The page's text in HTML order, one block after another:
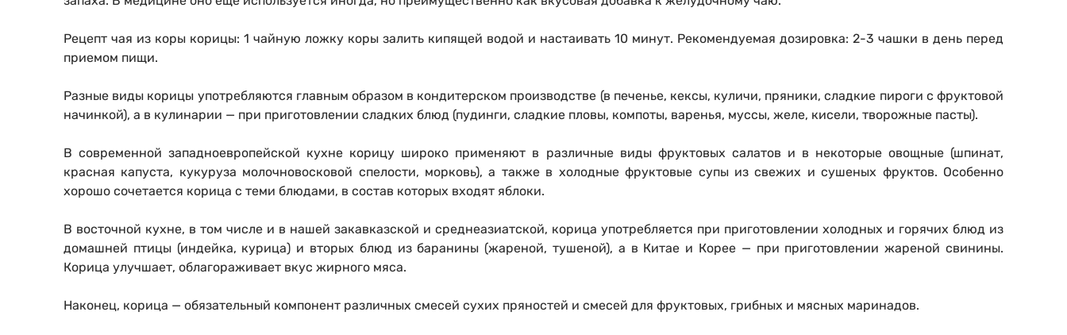
Рецепт чая из коры корицы: 1 чайную ложку коры залить кипящей водой и настаивать 10 минут. Рекомендуемая дозировка: 2-3 чашки в день перед
приемом пищи.
Разные виды корицы употребляются главным образом в кондитерском производстве (в печенье, кексы, куличи, пряники, сладкие пироги с фруктовой
начинкой), а в кулинарии — при приготовлении сладких блюд (пудинги, сладкие пловы, компоты, варенья, муссы, желе, кисели, творожные пасты).
В современной западноевропейской кухне корицу широко применяют в различные виды фруктовых салатов и в некоторые овощные (шпинат,
красная капуста, кукуруза молочновосковой спелости, морковь), а также в холодные фруктовые супы из свежих и сушеных фруктов. Особенно
хорошо сочетается корица с теми блюдами, в состав которых входят яблоки.
В восточной кухне, в том числе и в нашей закавказской и среднеазиатской, корица употребляется при приготовлении холодных и горячих блюд из
домашней птицы (индейка, курица) и вторых блюд из баранины (жареной, тушеной), а в Китае и Корее — при приготовлении жареной свинины.
Корица улучшает, облагораживает вкус жирного мяса.
Наконец, корица — обязательный компонент различных смесей сухих пряностей и смесей для фруктовых, грибных и мясных маринадов.